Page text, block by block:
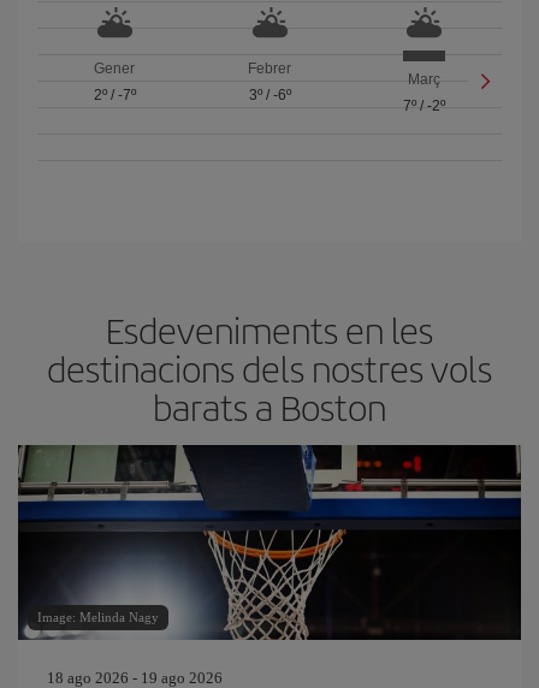
Gener
2º/ -7º
Febrer
3º/ -6º
Març
7º /-2º
Esdeveniments en les
destinacions dels nostres vols
barats a Boston
Image: Melinda Nagy
18 ago 2026 - 19 ago 2026